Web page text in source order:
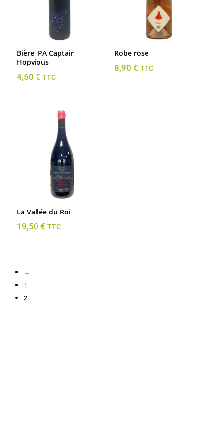
Bière IPA Captain
Hopvious
4,50 € TTC
Robe rose
8,90 € TTC
La Vallée du Roi
19,50 € TTC
←
1
2